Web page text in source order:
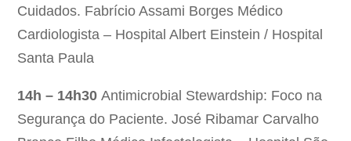
Cuidados. Fabrício Assami Borges Médico
Cardiologista – Hospital Albert Einstein / Hospital
Santa Paula
14h – 14h30 Antimicrobial Stewardship: Foco na
Segurança do Paciente. José Ribamar Carvalho